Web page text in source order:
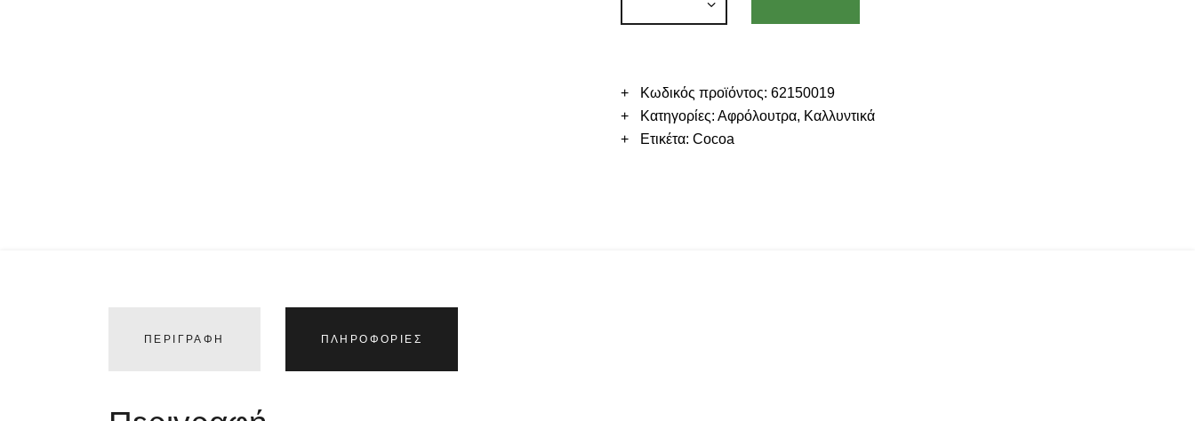
Κωδικός προϊόντος:62150019
Κατηγορίες:Αφρόλουτρα, Καλλυντικά
Ετικέτα:Cocoa
ΠΕΡΙΓΡΑΦΉ ΠΛΗΡΟΦΟΡΊΕΣ